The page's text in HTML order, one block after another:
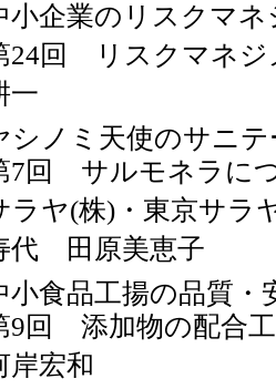
小企業のリスクマ
24回 リスクマネ
一
シノミ天使のサニ
7回 サルモネラに
ラヤ(株)・東京サ
代 田原美恵子
小食品工揚の品質・
9回 添加物の配合
岸宏和